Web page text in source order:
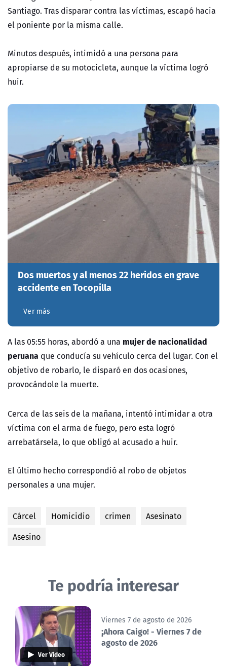
Santiago. Tras disparar contra las víctimas, escapó hacia
el poniente por la misma calle.
Minutos después, intimidó a una persona para
apropiarse de su motocicleta, aunque la víctima logró
huir.
Dos muertos y al menos 22 heridos en grave
accidente en Tocopilla
Ver más
A las 05:55 horas, abordó a una mujer de nacionalidad
peruana que conducía su vehículo cerca del lugar. Con el
objetivo de robarlo, le disparó en dos ocasiones,
provocándole la muerte.
Cerca de las seis de la mañana, intentó intimidar a otra
víctima con el arma de fuego, pero esta logró
arrebatársela, lo que obligó al acusado a huir.
El último hecho correspondió al robo de objetos
personales a una mujer.
Cárcel Homicidio crimen
Asesinato
Asesino
Te podría interesar
Ver Video
Viernes 7 de agosto de 2026
¡Ahora Caigo! - Viernes 7 de
agosto de 2026